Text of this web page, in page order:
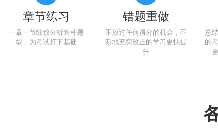
章节练习
一章一节细致分析各种题
型，为考试打下基础
错题重做
不放过任何得分的机会，不
断地充实改正的学习更快提
升
总
的